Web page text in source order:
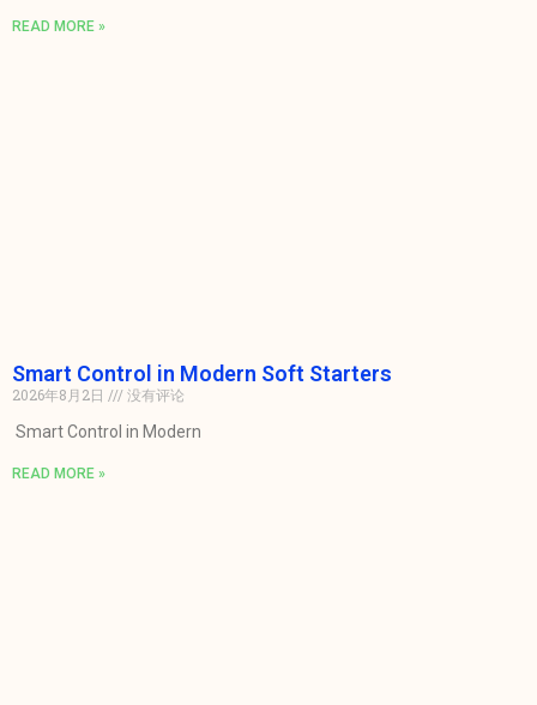
READ MORE »
Smart Control in Modern Soft Starters
2026年8月2日
没有评论
Smart Control in Modern
READ MORE »